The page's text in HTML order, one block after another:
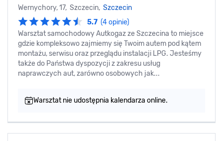
Wernychory, 17, Szczecin, Szczecin
5.7 (4 opinie)
Warsztat samochodowy Autkogaz ze Szczecina to miejsce
gdzie kompleksowo zajmiemy się Twoim autem pod kątem
montażu, serwisu oraz przeglądu instalacji LPG. Jesteśmy
także do Państwa dyspozycji z zakresu usług
naprawczych aut, zarówno osobowych jak...
Warsztat nie udostępnia kalendarza online.